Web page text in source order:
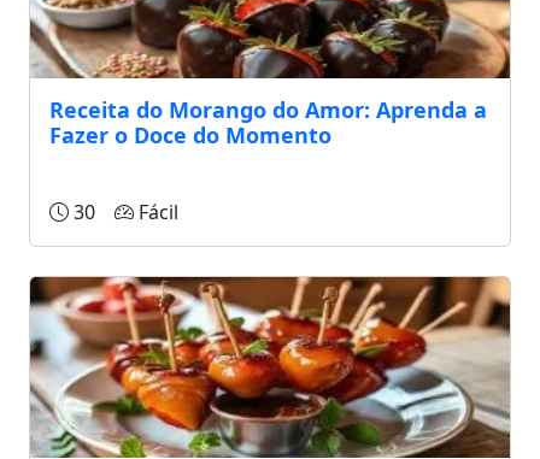
Receita do Morango do Amor: Aprenda a
Fazer o Doce do Momento
30 Fácil